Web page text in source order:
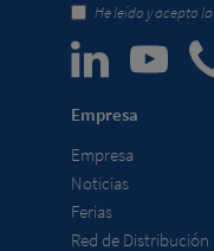
He leído y acepto la
Empresa
Empresa
Noticias
Ferias
Red de Distribución